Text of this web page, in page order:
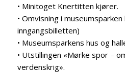
• Minitoget Knertitten kjører.
• Omvisning i museumsparken
inngangsbilletten)
• Museumsparkens hus og
• Utstillingen «Mørke spor –
verdenskrig».